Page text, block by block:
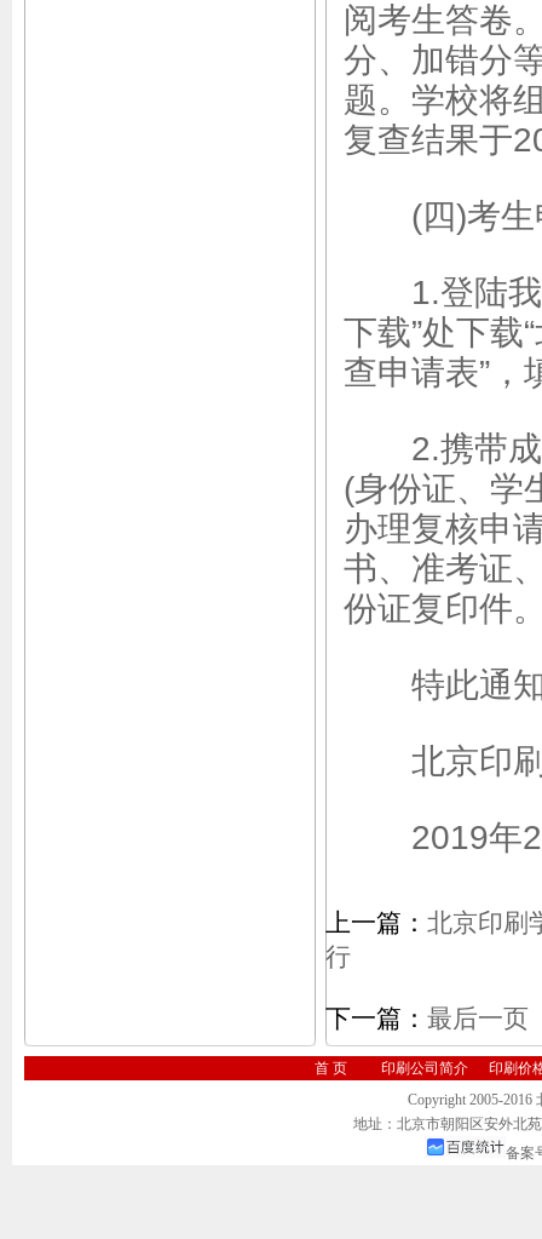
阅考生答卷
分、加错分
题。学校将
复查结果于
(四)考生
1.登陆我
下载”处下载
查申请表”，
2.携带成
(身份证、学
办理复核申
书、准考证
份证复印件
特此通
北京印刷
2019年2
上一篇： 北京印刷
行
下一篇： 最后一页
首 页 印刷公司简介
印刷价
Copyright 2005-
地址：北京市朝阳区安外北
备案